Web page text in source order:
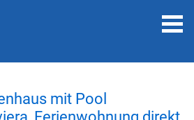
mit Pool